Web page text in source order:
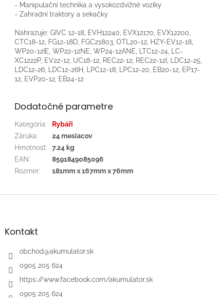
- Manipulační technika a vysokozdvižné vozíky
- Zahradní traktory a sekačky
Nahrazuje: GIVC 12-18, EVH12240, EVX12170, EVX12200,
CTC18-12, FG12-18D, FGC21803, OTL20-12, HZY-EV12-18,
WP20-12IE, WP22-12NE, WP24-12ANE, LTC12-24, LC-
XC1222P, EV22-12, UC18-12, REC22-12, REC22-12I, LDC12-25,
LDC12-26, LDC12-26H, LPC12-18, LPC12-20, EB20-12, EP17-
12, EVP20-12, EB24-12
Dodatočné parametre
Kategória:
Rybáři
Záruka:
24 mesiacov
Hmotnosť:
7.24 kg
EAN:
8591849085096
Rozmer: 181mm x 167mm x 76mm
Z
äKontakt
obchod@akumulator.sk
0905 205 624
https://www.facebook.com/akumulator.sk
0905 205 624